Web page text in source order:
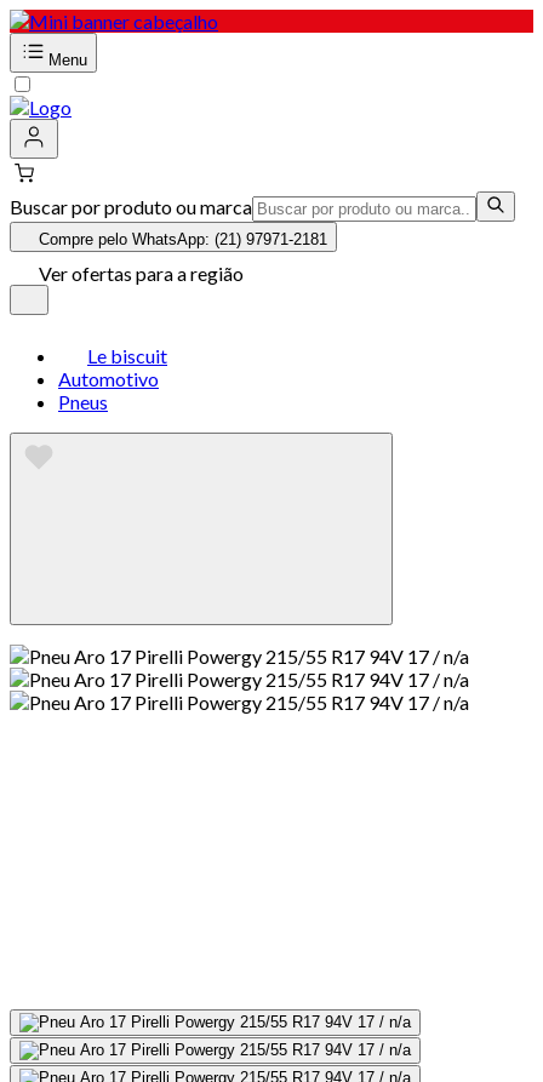
Menu
Buscar por produto ou marca
Compre pelo WhatsApp: (21) 97971-2181
Ver ofertas para a região
Le biscuit
Automotivo
Pneus